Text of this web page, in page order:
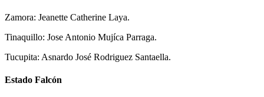
Zamora: Jeanette Catherine Laya.
Tinaquillo: Jose Antonio Mujíca Parraga.
Tucupita: Asnardo José Rodriguez Santaella.
Estado Falcón